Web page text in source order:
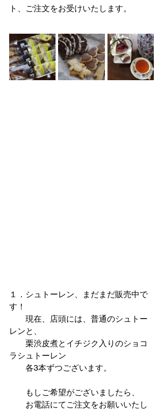
ト、ご注文をお受けいたします。
１．シュトーレン、まだまだ販売中で
す！
現在、店頭には、普通のシュトー
レンと、
栗渋皮煮とイチジク入りのショコ
ラシュトーレン
各3本ずつございます。
もしご希望がございましたら、
お電話にてご注文をお願いいたし